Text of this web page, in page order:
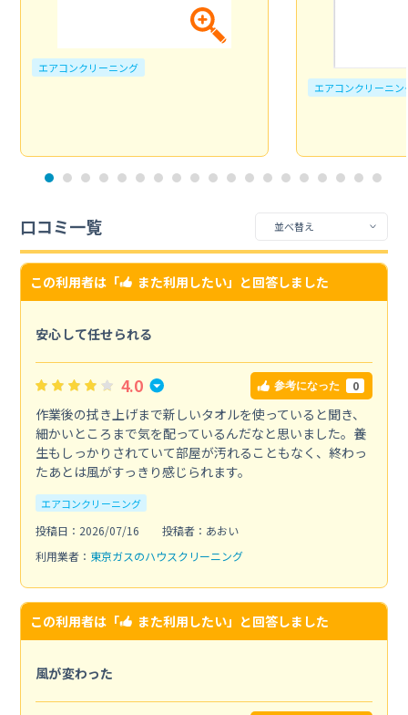
エアコンクリーニング
エアコンクリーニン
口コミ一覧
この利用者は「 また利用したい」と回答しました
安心して任せられる
4.0 参考になった 0
作業後の拭き上げまで新しいタオルを使っていると聞き、
細かいところまで気を配っているんだなと思いました。養
生もしっかりされていて部屋が汚れることもなく、終わっ
たあとは風がすっきり感じられます。
エアコンクリーニング
投稿日：2026/07/16
投稿者：あおい
利用業者： 東京ガスのハウスクリーニング
この利用者は「 また利用したい」と回答しました
風が変わった